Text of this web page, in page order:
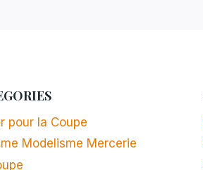
pour la Coupe
Modelisme Mercerie